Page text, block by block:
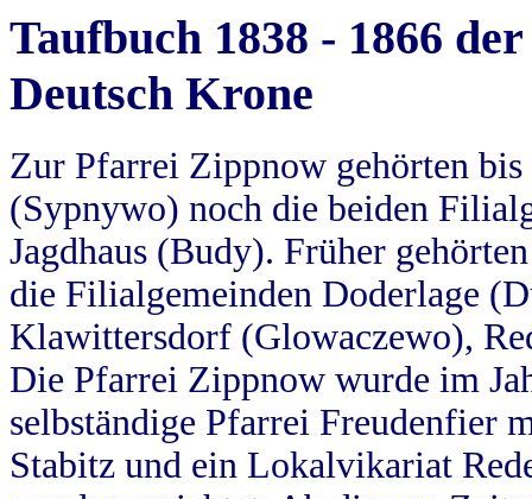
Taufbuch 1838 - 1866
Deutsch Krone
Zur Pfarrei Zippnow gehörten
(Sypnywo) noch die beiden
Jagdhaus (Budy). Früher
die Filialgemeinden Doderlage
Klawittersdorf (Glowaczewo),
Die Pfarrei Zippnow wurde im
selbständige Pfarrei Freudenfier
Stabitz und ein Lokalvikariat